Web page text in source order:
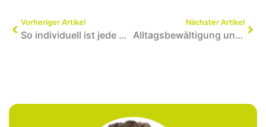
Vorheriger Artikel
So individuell ist jede Nachsorge: Konzepte und Programme
Nächster Artikel
Alltagsbewältigung und Wiedereinstieg nach der Reha